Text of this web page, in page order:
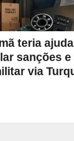
teria
sanções
via